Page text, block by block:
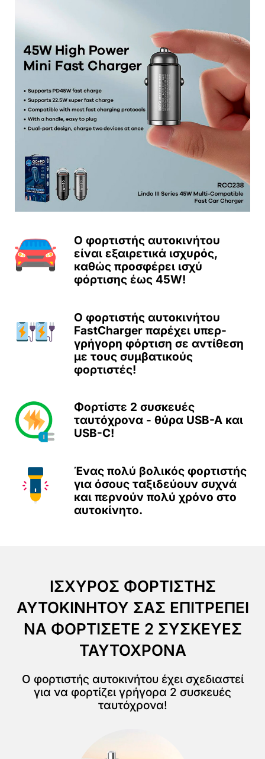
Ο φορτιστής αυτοκινήτου
είναι εξαιρετικά ισχυρός,
καθώς προσφέρει ισχύ
φόρτισης έως 45W!
Ο φορτιστής αυτοκινήτου
FastCharger παρέχει υπερ-
γρήγορη φόρτιση σε αντίθεση
με τους συμβατικούς
φορτιστές!
Φορτίστε 2 συσκευές
ταυτόχρονα - θύρα USB-A και
USB-C!
Ένας πολύ βολικός φορτιστής
για όσους ταξιδεύουν συχνά
και περνούν πολύ χρόνο στο
αυτοκίνητο.
ΙΣΧΥΡΟΣ ΦΟΡΤΙΣΤΗΣ
ΑΥΤΟΚΙΝΗΤΟΥ ΣΑΣ ΕΠΙΤΡΕΠΕΙ
ΝΑ ΦΟΡΤΙΣΕΤΕ 2 ΣΥΣΚΕΥΕΣ
ΤΑΥΤΟΧΡΟΝΑ
Ο φορτιστής αυτοκινήτου έχει σχεδιαστεί
για να φορτίζει γρήγορα 2 συσκευές
ταυτόχρονα!